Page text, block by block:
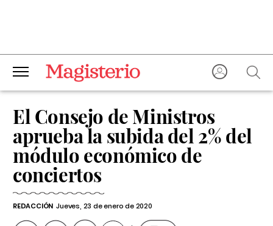
El Consejo de Ministros
aprueba la subida del 2% del
módulo económico de
conciertos
REDACCIÓN Jueves, 23 de enero de 2020